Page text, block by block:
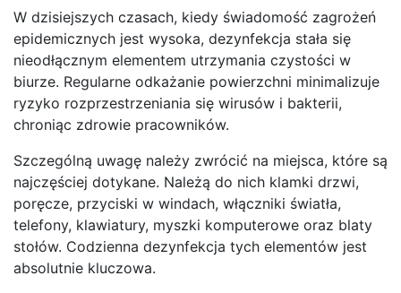
W dzisiejszych czasach, kiedy świadomość zagrożeń
epidemicznych jest wysoka, dezynfekcja stała się
nieodłącznym elementem utrzymania czystości w
biurze. Regularne odkażanie powierzchni minimalizuje
ryzyko rozprzestrzeniania się wirusów i bakterii,
chroniąc zdrowie pracowników.
Szczególną uwagę należy zwrócić na miejsca, które są
najczęściej dotykane. Należą do nich klamki drzwi,
poręcze, przyciski w windach, włączniki światła,
telefony, klawiatury, myszki komputerowe oraz blaty
stołów. Codzienna dezynfekcja tych elementów jest
absolutnie kluczowa.